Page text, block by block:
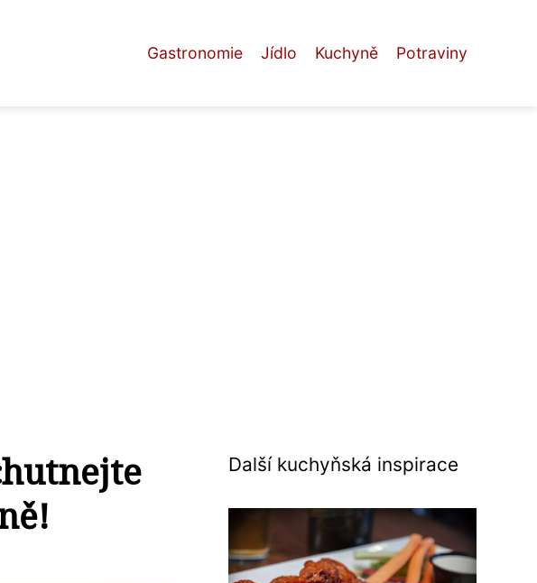
Gastronomie Jídlo Kuchyně Potraviny
Další kuchyňská inspirace